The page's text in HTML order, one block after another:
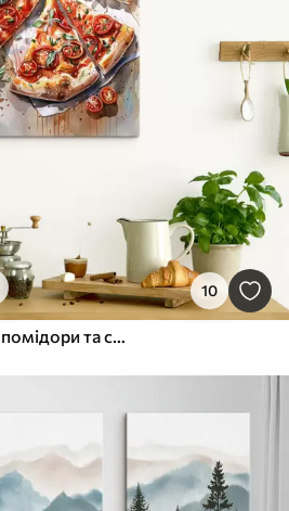
10
Акварель піца, смачно, помідори та сир, мистецтво їжі, дерев'яний стіл